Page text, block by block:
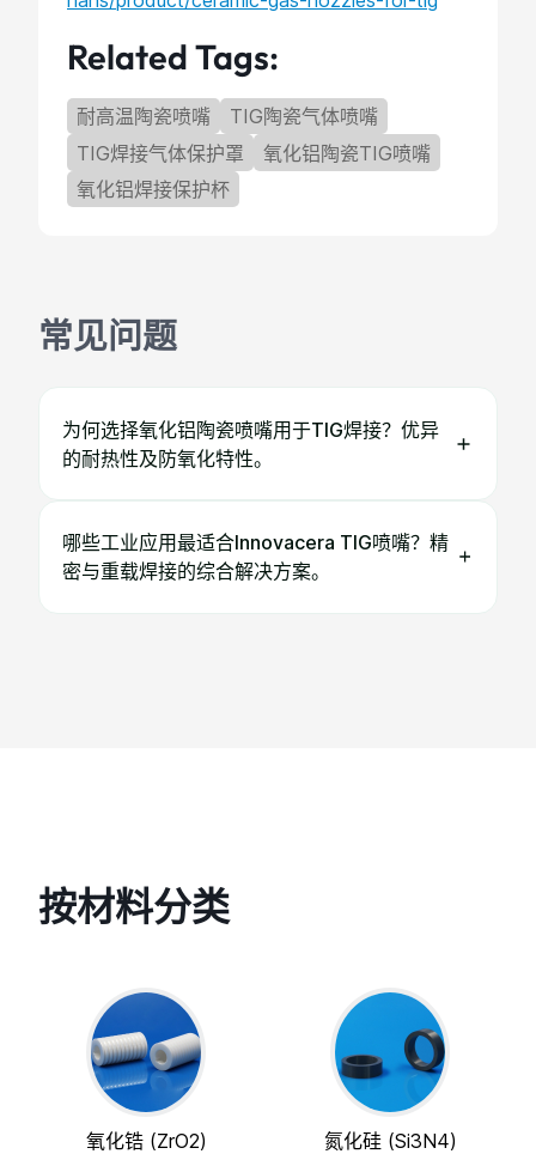
Related Tags:
耐高温陶瓷喷嘴
TIG陶瓷气体喷嘴
TIG焊接气体保护罩
氧化铝陶瓷TIG喷嘴
氧化铝焊接保护杯
常见问题
为何选择氧化铝陶瓷喷嘴用于TIG焊接？优异
的耐热性及防氧化特性。
哪些工业应用最适合Innovacera TIG喷嘴？精
密与重载焊接的综合解决方案。
按材料分类
氧化锆 (ZrO2) 氮化硅 (Si3N4)